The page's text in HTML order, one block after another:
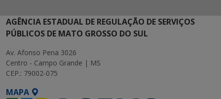
AGÊNCIA ESTADUAL DE REGULAÇÃO DE SERVIÇOS
PÚBLICOS DE MATO GROSSO DO SUL
Av. Afonso Pena 3026
Centro - Campo Grande | MS
CEP.: 79002-075
MAPA